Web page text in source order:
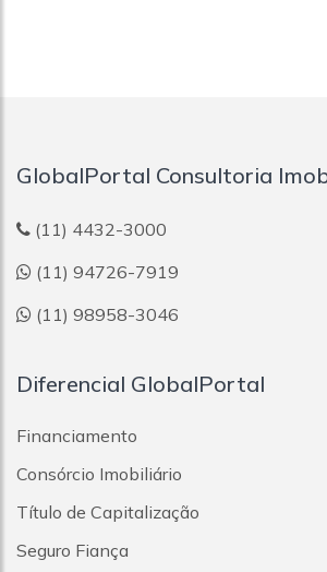
GlobalPortal Consultoria
(11) 4432-3000
(11) 94726-7919
(11) 98958-3046
Diferencial GlobalPortal
Financiamento
Consórcio Imobiliário
Título de Capitalização
Seguro Fiança